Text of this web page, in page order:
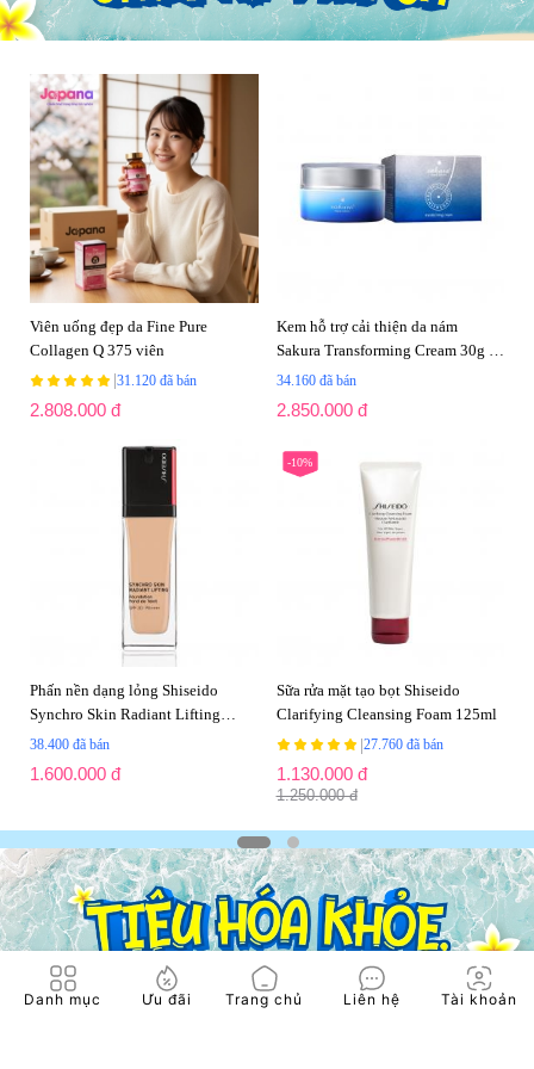
Danh mục Ưu đãi Trang chủ Liên hệ Tài khoản
Viên uống đẹp da Fine Pure
Collagen Q 375 viên
31.120 đã bán
2.808.000 đ
Kem hỗ trợ cải thiện da nám
Sakura Transforming Cream 30g -
Date 09/2027
34.160 đã bán
2.850.000 đ
Phấn nền dạng lỏng Shiseido
Synchro Skin Radiant Lifting
Foundation SPF30 PA++++ 30ml
38.400 đã bán
1.600.000 đ
-10%
Sữa rửa mặt tạo bọt Shiseido
Clarifying Cleansing Foam 125ml
27.760 đã bán
1.130.000 đ
1.250.000 đ
1 2